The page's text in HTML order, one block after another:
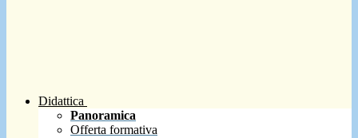
Didattica
Panoramica
Offerta formativa